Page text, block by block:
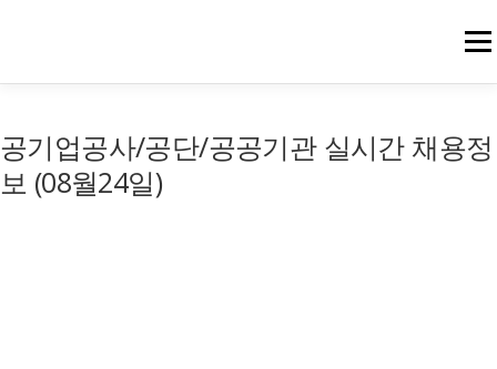
메뉴
공기업공사/공단/공공기관 실시간 채용정
보 (08월24일)